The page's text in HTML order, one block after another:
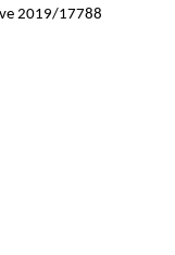
2019/17788